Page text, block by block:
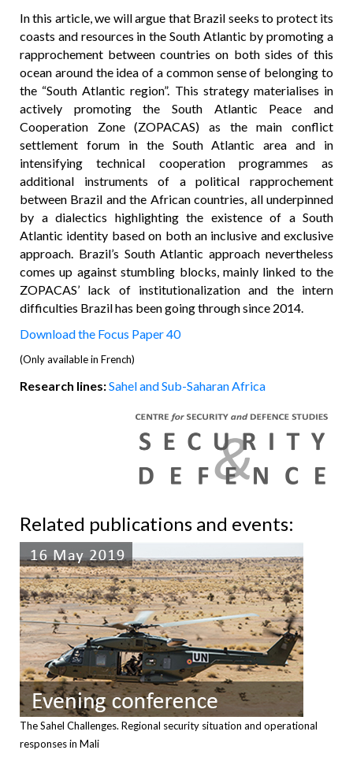
In this article, we will argue that Brazil seeks to protect its
coasts and resources in the South Atlantic by promoting a
rapprochement between countries on both sides of this
ocean around the idea of a common sense of belonging to
the “South Atlantic region”. This strategy materialises in
actively promoting the South Atlantic Peace and
Cooperation Zone (ZOPACAS) as the main conflict
settlement forum in the South Atlantic area and in
intensifying technical cooperation programmes as
additional instruments of a political rapprochement
between Brazil and the African countries, all underpinned
by a dialectics highlighting the existence of a South
Atlantic identity based on both an inclusive and exclusive
approach. Brazil’s South Atlantic approach nevertheless
comes up against stumbling blocks, mainly linked to the
ZOPACAS’ lack of institutionalization and the intern
difficulties Brazil has been going through since 2014.
Download the Focus Paper 40
(Only available in French)
Research lines:Sahel and Sub-Saharan Africa
Related publications and events:
The Sahel Challenges. Regional security situation and operational
responses in Mali